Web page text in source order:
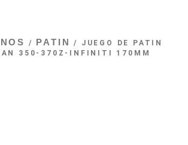
/ PATIN
/ JUEGO DE PATIN
350-370Z-INFINITI 170MM